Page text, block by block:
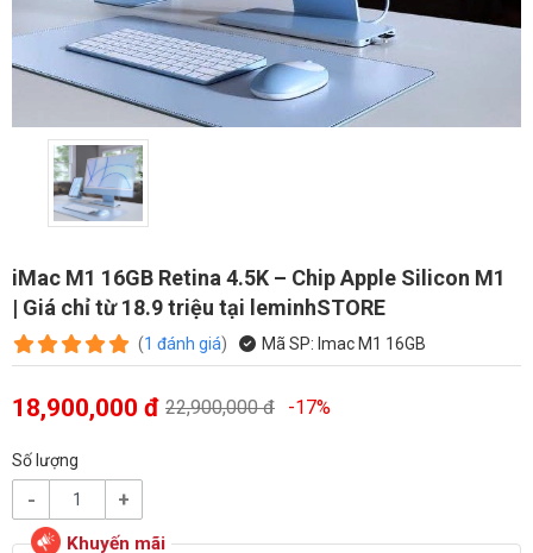
iMac M1 16GB Retina 4.5K – Chip Apple Silicon M1
| Giá chỉ từ 18.9 triệu tại leminhSTORE
(1 đánh giá) Mã SP: Imac M1 16GB
18,900,000 đ 22,900,000 đ -17%
Số lượng
- +